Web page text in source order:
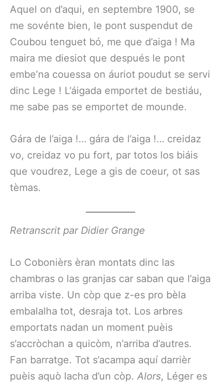
Aquel on d’aqui, en septembre 1900, se
me sovénte bien, le pont suspendut de
Coubou tenguet bó, me que d’aiga ! Ma
maira me diesiot que después le pont
embe’na couessa on áuriot poudut se servi
dinc Lege ! L’áigada emportet de bestiáu,
me sabe pas se emportet de mounde.
Gára de l’aiga !… gára de l’aiga !… creidaz
vo, creidaz vo pu fort, par totos los biáis
que voudrez, Lege a gis de coeur, ot sas
tèmas.
Retranscrit par Didier Grange
Lo Cobonièrs èran montats dinc las
chambras o las granjas car saban que l’aiga
arriba viste. Un còp que z-es pro bèla
embalalha tot, desraja tot. Los arbres
emportats nadan un moment puèis
s’accròchan a quicòm, n’arriba d’autres.
Fan barratge. Tot s’acampa aquí darrièr
puèis aquò lacha d’un còp. Alors, Léger es